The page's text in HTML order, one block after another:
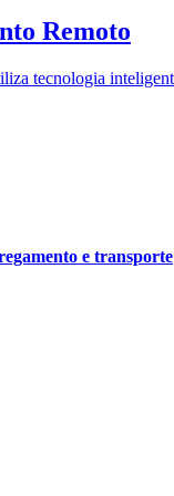
Remoto
tecnologia
e transporte